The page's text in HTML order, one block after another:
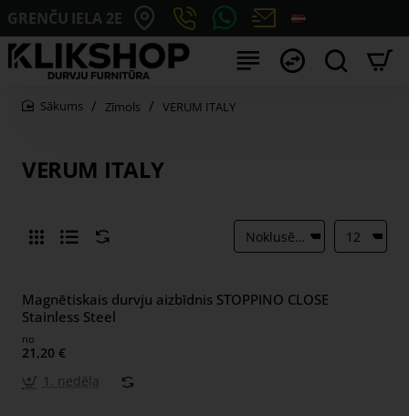
GRENČU IELA 2E
VERUM ITALY
Zīmols VERUM ITALY
Magnētiskais durvju aizbīdnis STOPPINO CLOSE
Stainless Steel
no
21,20 €
1. nedēļa